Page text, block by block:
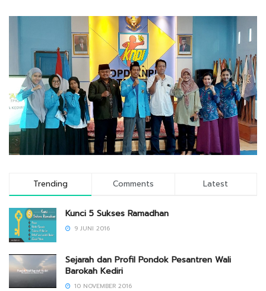
Trending Comments Latest
Kunci 5 Sukses Ramadhan
9 JUNI 2016
Sejarah dan Profil Pondok Pesantren Wali
Barokah Kediri
10 NOVEMBER 2016